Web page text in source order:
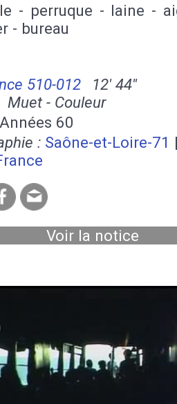
- perruque - laine -
- bureau
510-012
12' 44''
Muet - Couleur
Années 60
: Saône-et-Loire-71
Voir la notice